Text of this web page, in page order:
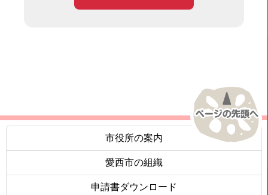
市役所の案内
愛西市の組織
申請書ダウンロード